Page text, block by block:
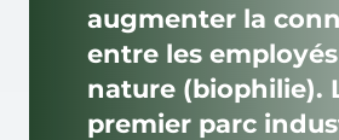
augmenter la
entre les
nature (biophilie).
premier parc